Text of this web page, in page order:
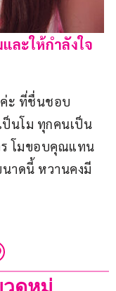
ละให้กำลังใจ
ค่ะ ที่ชื่นชอบ
นโม ทุกคนเป็น
ร โมขอบคุณแทน
นาดนี้ หวานคงมี